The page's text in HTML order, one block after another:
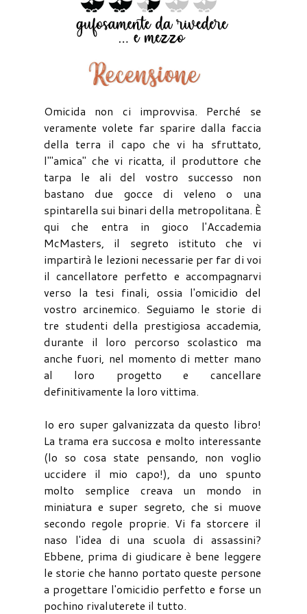
Omicida non ci improvvisa. Perché se
veramente volete far sparire dalla faccia
della terra il capo che vi ha sfruttato,
l'"amica" che vi ricatta, il produttore che
tarpa le ali del vostro successo non
bastano due gocce di veleno o una
spintarella sui binari della metropolitana. È
qui che entra in gioco l'Accademia
McMasters, il segreto istituto che vi
impartirà le lezioni necessarie per far di voi
il cancellatore perfetto e accompagnarvi
verso la tesi finali, ossia l'omicidio del
vostro arcinemico. Seguiamo le storie di
tre studenti della prestigiosa accademia,
durante il loro percorso scolastico ma
anche fuori, nel momento di metter mano
al loro progetto e cancellare
definitivamente la loro vittima.
Io ero super galvanizzata da questo libro!
La trama era succosa e molto interessante
(lo so cosa state pensando, non voglio
uccidere il mio capo!), da uno spunto
molto semplice creava un mondo in
miniatura e super segreto, che si muove
secondo regole proprie. Vi fa storcere il
naso l'idea di una scuola di assassini?
Ebbene, prima di giudicare è bene leggere
le storie che hanno portato queste persone
a progettare l'omicidio perfetto e forse un
pochino rivaluterete il tutto.